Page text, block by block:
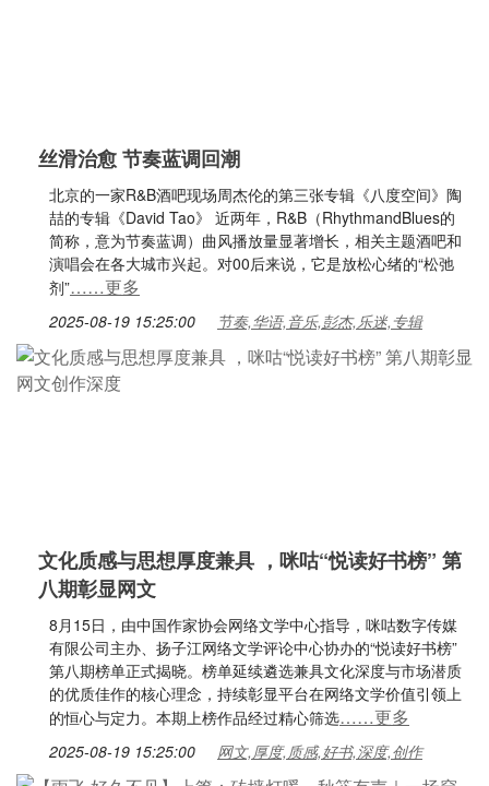
丝滑治愈 节奏蓝调回潮
北京的一家R&B酒吧现场周杰伦的第三张专辑《八度空间》陶
喆的专辑《David Tao》 近两年，R&B（RhythmandBlues的
简称，意为节奏蓝调）曲风播放量显著增长，相关主题酒吧和
演唱会在各大城市兴起。对00后来说，它是放松心绪的“松弛
剂”……更多
2025-08-19 15:25:00 节奏,华语,音乐,彭杰,乐迷,专辑
文化质感与思想厚度兼具 ，咪咕“悦读好书榜” 第
八期彰显网文
8月15日，由中国作家协会网络文学中心指导，咪咕数字传媒
有限公司主办、扬子江网络文学评论中心协办的“悦读好书榜”
第八期榜单正式揭晓。榜单延续遴选兼具文化深度与市场潜质
的优质佳作的核心理念，持续彰显平台在网络文学价值引领上
的恒心与定力。本期上榜作品经过精心筛选……更多
2025-08-19 15:25:00 网文,厚度,质感,好书,深度,创作